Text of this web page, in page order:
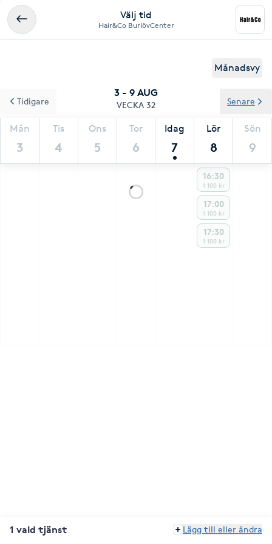
Välj tid
Hair&Co BurlövCenter
Månadsvy
3 - 9 AUG
VECKA 32
Mån
3
Tis
4
Ons
5
Tor
6
Idag
7
Lör
8
Sön
9
Tidigare Senare
16:30
1 100 kr
17:00
1 100 kr
17:30
1 100 kr
1 vald tjänst Lägg till eller ändra